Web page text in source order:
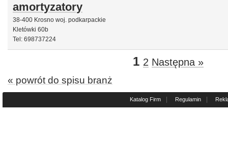
amortyzatory
38-400 Krosno woj. podkarpackie
Kletówki 60b
Tel: 698737224
1 2 Następna »
« powrót do spisu branż
Katalog Firm Regulamin